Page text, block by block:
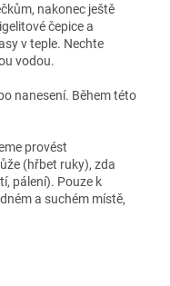
nakonec ještě
čepice a
v teple. Nechte
vodou.
nanesení. Během této
provést
(hřbet ruky), zda
pálení). Pouze k
a suchém místě,